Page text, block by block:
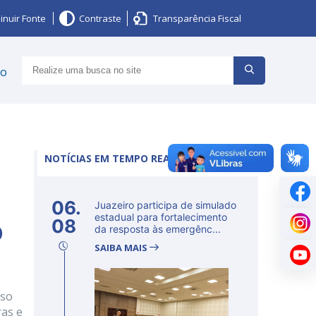
Fonte Contraste Transparência Fiscal
e
NOTÍCIAS EM TEMPO REAL
06.
08
Juazeiro participa de simulado
estadual para fortalecimento
da resposta às emergênc...
SAIBA MAIS